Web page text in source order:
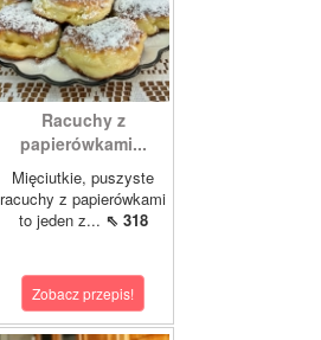
Racuchy z
papierówkami...
Mięciutkie, puszyste
racuchy z papierówkami
to jeden z... ⇖ 318
Zobacz przepis!